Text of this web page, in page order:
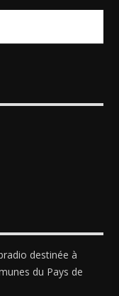
destinée à
du Pays de